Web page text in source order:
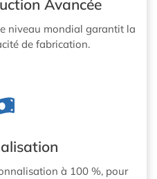
Avancée
niveau mondial garantit la
de fabrication.
à 100 %, pour